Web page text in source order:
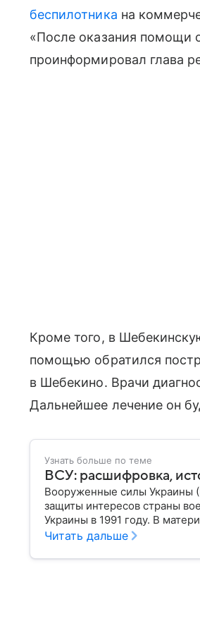
беспилотника на
«После оказания помощи
проинформировал глава
Кроме того, в
помощью обратился
в Шебекино. Врачи
Дальнейшее лечение он
Узнать больше по теме
ВСУ: расшифровка,
Вооруженные силы Украины
защиты интересов страны
Украины в 1991 году. В
Читать дальше